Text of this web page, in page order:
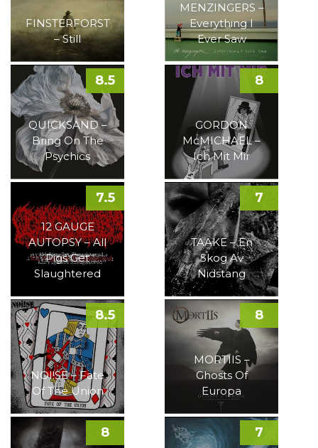
FINSTERFORST
– Still
MENZINGERS –
Everything I
Ever Saw
QUICKSAND –
Bring On The
Psychics
8.5
GORDON
McMICHAEL –
Ich Mit Mir
8
12 GAUGE
AUTOPSY – All
Pigs Get
Slaughtered
7.5
TAAKE – En
Skog Av
Nidstang
7
NOI!SE – Fate
Of The Union
8.5
MORTIIS –
Ghosts Of
Europa
8
8 7